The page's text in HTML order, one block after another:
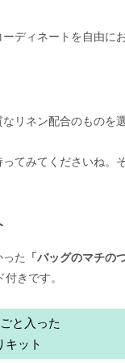
ディネートを自由に
リネン配合のものを
てみてくださいね。
た 「バッグのマチの
きです。
と入った
キット